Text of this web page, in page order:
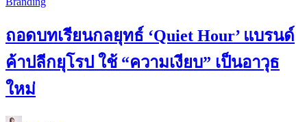
ถอดบทเรียนกลยุทธ์ ‘Quiet Hour’ แบรนด์
ค้าปลีกยุโรป ใช้ “ความเงียบ” เป็นอาวุธ
ใหม่